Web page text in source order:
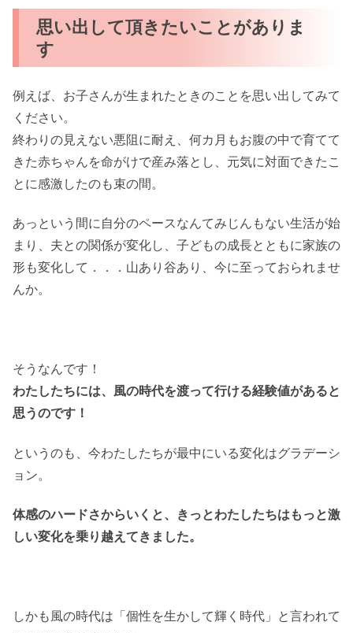
思い出して頂きたいことがありま
す
例えば、お子さんが生まれたときのことを思い出してみて
ください。
終わりの見えない悪阻に耐え、何カ月もお腹の中で育てて
きた赤ちゃんを命がけで産み落とし、元気に対面できたこ
とに感激したのも束の間。
あっという間に自分のペースなんてみじんもない生活が始
まり、夫との関係が変化し、子どもの成長とともに家族の
形も変化して．．．山あり谷あり、今に至っておられませ
んか。
そうなんです！
わたしたちには、風の時代を渡って行ける経験値があると
思うのです！
というのも、今わたしたちが最中にいる変化はグラデーシ
ョン。
体感のハードさからいくと、きっとわたしたちはもっと激
しい変化を乗り越えてきました。
しかも風の時代は「個性を生かして輝く時代」と言われて